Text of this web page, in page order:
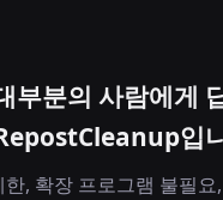
부분의 사람에게
입
한, 확장 프로그램 불필요